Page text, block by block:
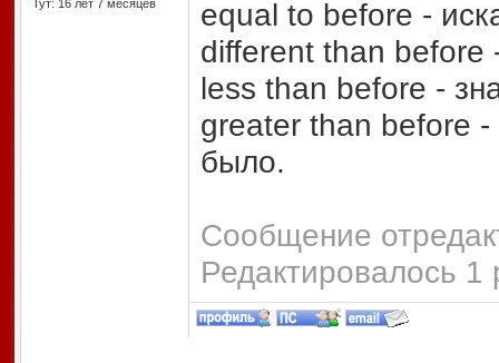
Тут: 16 лет 7 месяцев
equal to before -
different than before
less than before -
greater than before
было.
Сообщение
Редактировалось 1